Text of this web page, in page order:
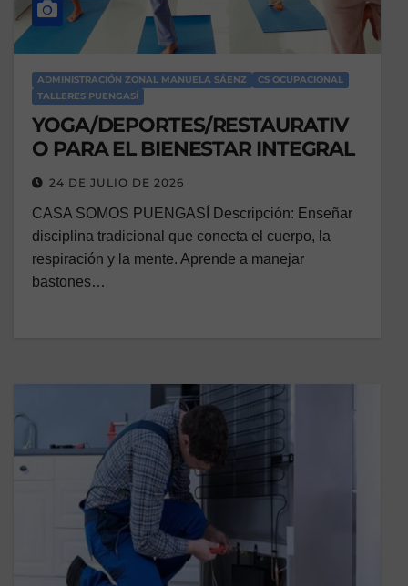
ADMINISTRACIÓN ZONAL MANUELA SÁENZ
CS OCUPACIONAL
TALLERES PUENGASÍ
YOGA/DEPORTES/RESTAURATIV
O PARA EL BIENESTAR INTEGRAL
24 DE JULIO DE 2026
CASA SOMOS PUENGASÍ Descripción: Enseñar
disciplina tradicional que conecta el cuerpo, la
respiración y la mente. Aprende a manejar
bastones…